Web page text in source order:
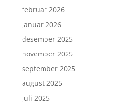
februar 2026
januar 2026
desember 2025
november 2025
september 2025
august 2025
juli 2025